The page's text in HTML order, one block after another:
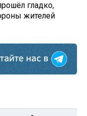
гладко,
жителей